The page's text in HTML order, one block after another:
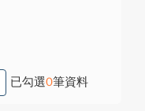
已勾選0筆資料